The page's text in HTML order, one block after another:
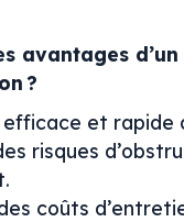
avantages
?
et rapide
risques
coûts